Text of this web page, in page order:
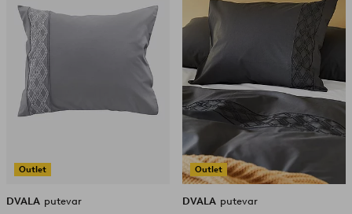
Outlet
DVALA putevar
Outlet
DVALA putevar